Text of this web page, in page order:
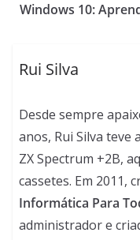
Windows 10:
Rui Silva
Desde sempre
anos, Rui Silva teve
ZX Spectrum +2B,
cassetes. Em 2011,
Informática Para
administrador e